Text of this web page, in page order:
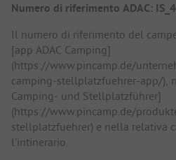
Numero di riferimento ADAC:
Il numero di riferimento del
[app ADAC Camping]
(https://www.pincamp.de/
camping-stellplatzfuehrer-app/),
Camping- und Stellplatzführer]
(https://www.pincamp.de/
stellplatzfuehrer) e nella relativa
l'intinerario.